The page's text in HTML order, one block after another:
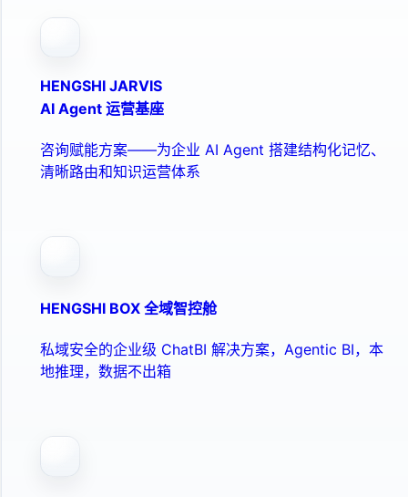
HENGSHI JARVIS
AI Agent 运营基座
咨询赋能方案——为企业 AI Agent 搭建结构化记忆、
清晰路由和知识运营体系
HENGSHI BOX 全域智控舱
私域安全的企业级 ChatBI 解决方案，Agentic BI，本
地推理，数据不出箱